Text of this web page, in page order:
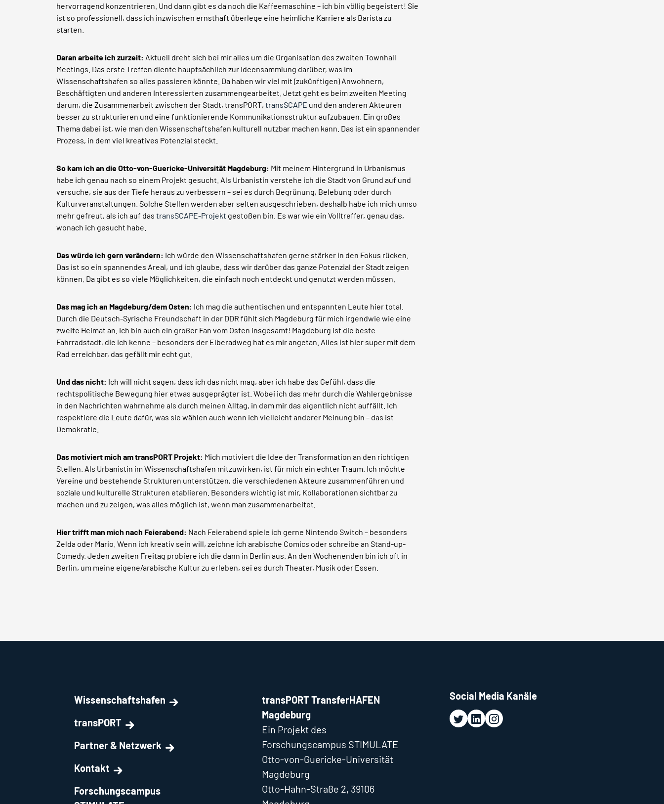
hervorragend konzentrieren. Und dann gibt es da noch die Kaffeemaschine – ich bin völlig begeistert! Sie
ist so professionell, dass ich inzwischen ernsthaft überlege eine heimliche Karriere als Barista zu
starten.
Daran arbeite ich zurzeit: Aktuell dreht sich bei mir alles um die Organisation des zweiten Townhall
Meetings. Das erste Treffen diente hauptsächlich zur Ideensammlung darüber, was im
Wissenschaftshafen so alles passieren könnte. Da haben wir viel mit (zukünftigen) Anwohnern,
Beschäftigten und anderen Interessierten zusammengearbeitet. Jetzt geht es beim zweiten Meeting
darum, die Zusammenarbeit zwischen der Stadt, transPORT, transSCAPE und den anderen Akteuren
besser zu strukturieren und eine funktionierende Kommunikationsstruktur aufzubauen. Ein großes
Thema dabei ist, wie man den Wissenschaftshafen kulturell nutzbar machen kann. Das ist ein spannender
Prozess, in dem viel kreatives Potenzial steckt.
So kam ich an die Otto-von-Guericke-Universität Magdeburg: Mit meinem Hintergrund in Urbanismus
habe ich genau nach so einem Projekt gesucht. Als Urbanistin verstehe ich die Stadt von Grund auf und
versuche, sie aus der Tiefe heraus zu verbessern – sei es durch Begrünung, Belebung oder durch
Kulturveranstaltungen. Solche Stellen werden aber selten ausgeschrieben, deshalb habe ich mich umso
mehr gefreut, als ich auf das transSCAPE-Projekt gestoßen bin. Es war wie ein Volltreffer, genau das,
wonach ich gesucht habe.
Das würde ich gern verändern: Ich würde den Wissenschaftshafen gerne stärker in den Fokus rücken.
Das ist so ein spannendes Areal, und ich glaube, dass wir darüber das ganze Potenzial der Stadt zeigen
können. Da gibt es so viele Möglichkeiten, die einfach noch entdeckt und genutzt werden müssen.
Das mag ich an Magdeburg/dem Osten: Ich mag die authentischen und entspannten Leute hier total.
Durch die Deutsch-Syrische Freundschaft in der DDR fühlt sich Magdeburg für mich irgendwie wie eine
zweite Heimat an. Ich bin auch ein großer Fan vom Osten insgesamt! Magdeburg ist die beste
Fahrradstadt, die ich kenne – besonders der Elberadweg hat es mir angetan. Alles ist hier super mit dem
Rad erreichbar, das gefällt mir echt gut.
Und das nicht: Ich will nicht sagen, dass ich das nicht mag, aber ich habe das Gefühl, dass die
rechtspolitische Bewegung hier etwas ausgeprägter ist. Wobei ich das mehr durch die Wahlergebnisse
in den Nachrichten wahrnehme als durch meinen Alltag, in dem mir das eigentlich nicht auffällt. Ich
respektiere die Leute dafür, was sie wählen auch wenn ich vielleicht anderer Meinung bin – das ist
Demokratie.
Das motiviert mich am transPORT Projekt: Mich motiviert die Idee der Transformation an den richtigen
Stellen. Als Urbanistin im Wissenschaftshafen mitzuwirken, ist für mich ein echter Traum. Ich möchte
Vereine und bestehende Strukturen unterstützen, die verschiedenen Akteure zusammenführen und
soziale und kulturelle Strukturen etablieren. Besonders wichtig ist mir, Kollaborationen sichtbar zu
machen und zu zeigen, was alles möglich ist, wenn man zusammenarbeitet.
Hier trifft man mich nach Feierabend: Nach Feierabend spiele ich gerne Nintendo Switch – besonders
Zelda oder Mario. Wenn ich kreativ sein will, zeichne ich arabische Comics oder schreibe an Stand-up-
Comedy. Jeden zweiten Freitag probiere ich die dann in Berlin aus. An den Wochenenden bin ich oft in
Berlin, um meine eigene/arabische Kultur zu erleben, sei es durch Theater, Musik oder Essen.
Wissenschaftshafen
transPORT
Partner & Netzwerk
Kontakt
Forschungscampus
Social Media Kanäle
transPORT TransferHAFEN
Magdeburg
Ein Projekt des
Forschungscampus STIMULATE
Otto-von-Guericke-Universität
Magdeburg
Otto-Hahn-Straße 2, 39106